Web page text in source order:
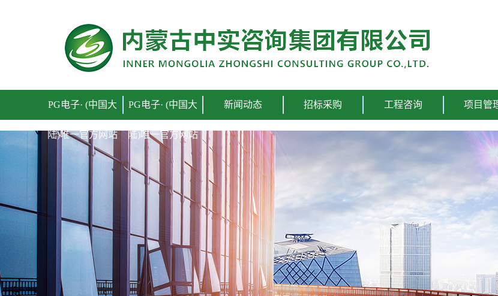
PG电子· (中国大
陆)唯一官方网站
PG电子· (中国大
陆)唯一官方网站
新闻动态 招标采购 工程咨询 项目管